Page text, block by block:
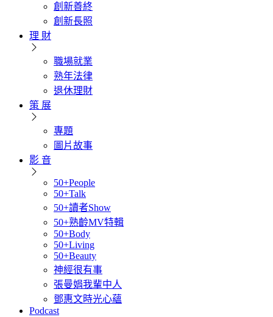
創新善終
創新長照
理 財
職場就業
熟年法律
退休理財
策 展
專題
圖片故事
影 音
50+People
50+Talk
50+讀者Show
50+熟齡MV特輯
50+Body
50+Living
50+Beauty
神經很有事
張曼娟我輩中人
鄧惠文時光心蘊
Podcast